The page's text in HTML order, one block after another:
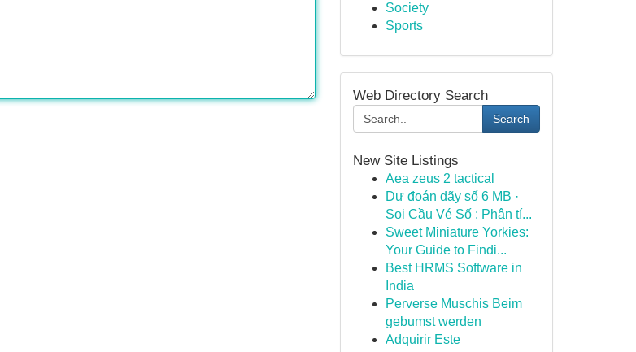
Society
Sports
Web Directory Search
Search
New Site Listings
Aea zeus 2 tactical
Dự đoán dãy số 6 MB ·
Soi Cầu Vé Số : Phân tí...
Sweet Miniature Yorkies:
Your Guide to Findi...
Best HRMS Software in
India
Perverse Muschis Beim
gebumst werden
Adquirir Este